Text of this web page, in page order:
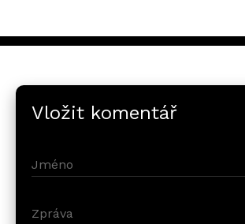
Vložit komentář